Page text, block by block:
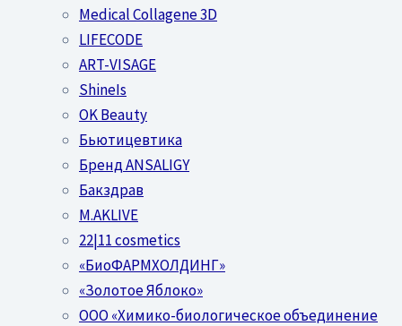
Medical Collagene 3D
LIFECODE
ART-VISAGE
ShineIs
OK Beauty
Бьютицевтика
Бренд ANSALIGY
Бакздрав
M.AKLIVE
22|11 cosmetics
«БиоФАРМХОЛДИНГ»
«Золотое Яблоко»
OOO «Химико-биологическое объединение